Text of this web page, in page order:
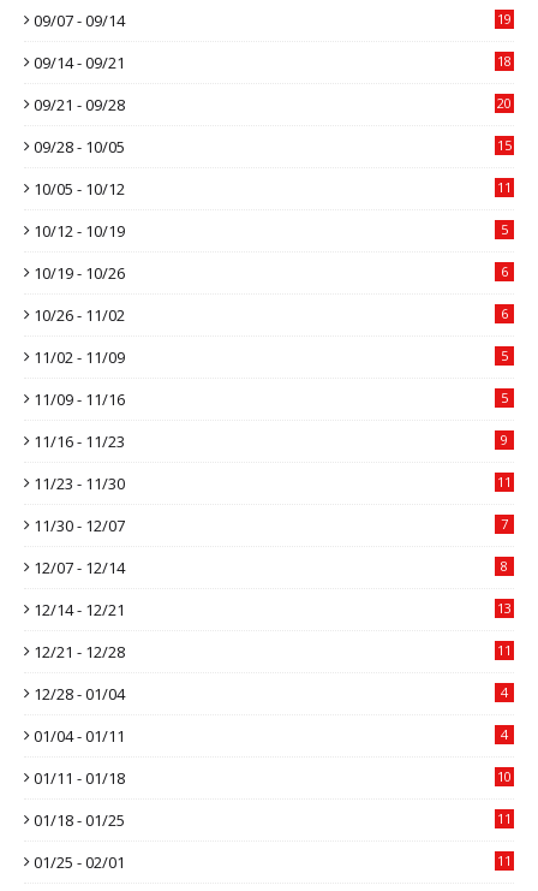
09/07 - 09/14 19
09/14 - 09/21 18
09/21 - 09/28 20
09/28 - 10/05 15
10/05 - 10/12 11
10/12 - 10/19 5
10/19 - 10/26 6
10/26 - 11/02 6
11/02 - 11/09 5
11/09 - 11/16 5
11/16 - 11/23 9
11/23 - 11/30 11
11/30 - 12/07 7
12/07 - 12/14 8
12/14 - 12/21 13
12/21 - 12/28 11
12/28 - 01/04 4
01/04 - 01/11 4
01/11 - 01/18 10
01/18 - 01/25 11
01/25 - 02/01 11